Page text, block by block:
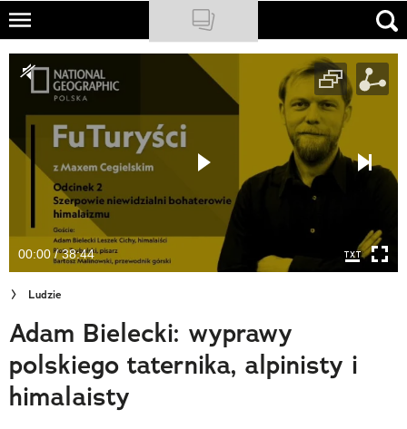
Skip
main
content
NATIONAL GEOGRAPHIC
TRAVELER
PODCASTY
Sklep
Newsletter
Cuda Polski
Wielki Konkurs Fotograficzny
Trendbook Podróżniczy
Polecane
00:00 / 38:44
Ludzie
Adam Bielecki: wyprawy
polskiego taternika, alpinisty i
himalaisty